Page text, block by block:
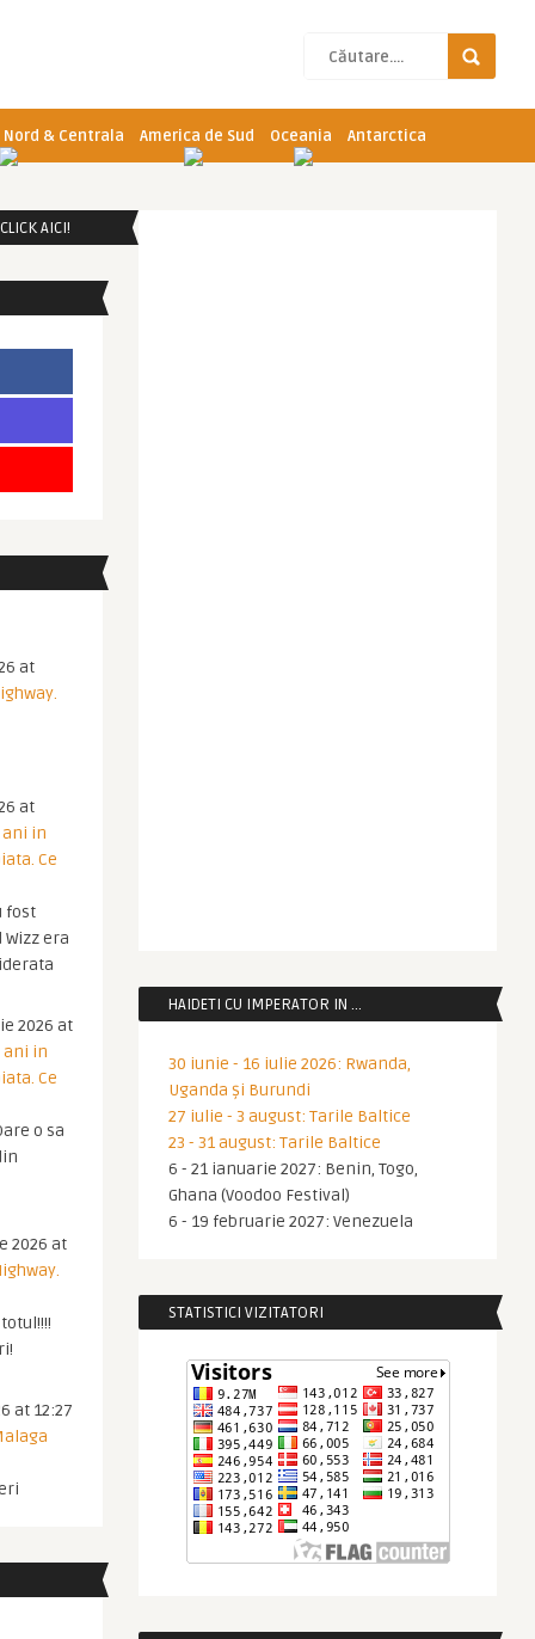
& Centrala America de Sud Oceania Antarctica
AICI!
at
at
ani in
Ce
fost
era
2026 at
ani in
Ce
o sa
2026 at
at 12:27
HAIDETI CU IMPERATOR IN …
30 iunie - 16 iulie 2026: Rwanda,
Uganda și Burundi
27 iulie - 3 august: Tarile Baltice
23 - 31 august: Tarile Baltice
6 - 21 ianuarie 2027: Benin, Togo,
Ghana (Voodoo Festival)
6 - 19 februarie 2027: Venezuela
STATISTICI VIZITATORI